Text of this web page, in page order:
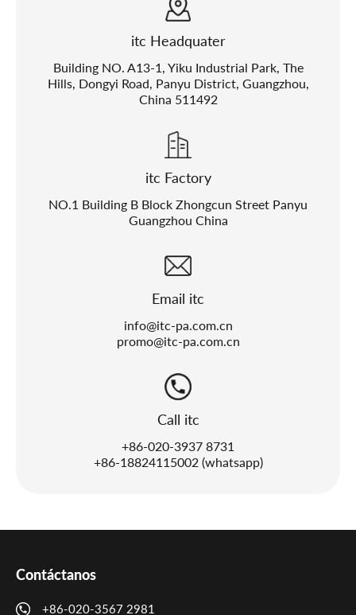
itc Headquater
Building NO. A13-1, Yiku Industrial Park, The
Hills, Dongyi Road, Panyu District, Guangzhou,
China 511492
itc Factory
NO.1 Building B Block Zhongcun Street Panyu
Guangzhou China
Email itc
info@itc-pa.com.cn
promo@itc-pa.com.cn
Call itc
+86-020-3937 8731
+86-18824115002 (whatsapp)
Contáctanos
+86-020-3567 2981